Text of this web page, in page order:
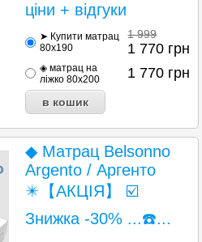
ціни + відгуки
➤ Купити матрац
80х190
1 999
1 770 грн
◈ матрац на
ліжко 80х200
1 770 грн
◆ Матрац Belsonno
Argento / Аргенто
✴️【АКЦІЯ】 ☑️
Знижка -30% ...☎️...